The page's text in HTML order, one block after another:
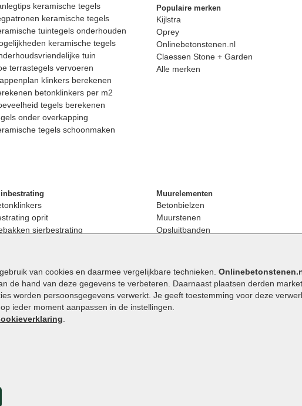
gebruik van cookies en daarmee vergelijkbare technieken.
de hand van deze gegevens te verbeteren. Daarnaast plaatsen derden
worden persoonsgegevens verwerkt. Je geeft toestemming voor deze
ieder moment aanpassen in de instellingen.
keramische tegels
keramische tegels
tuintegels onderhouden
keramische tegels
tuin
terrastegels vervoeren
klinkers berekenen
betonklinkers per m2
tegels berekenen
onder overkapping
tegels schoonmaken
Populaire merken
Kijlstra
Oprey
Onlinebetonstenen.nl
Claessen Stone + Garden
Alle merken
oprit
sierbestrating
bestrating
Muurelementen
Betonbielzen
Muurstenen
Opsluitbanden
Betonblokken
Stapelstenen
Extra benodigdheden